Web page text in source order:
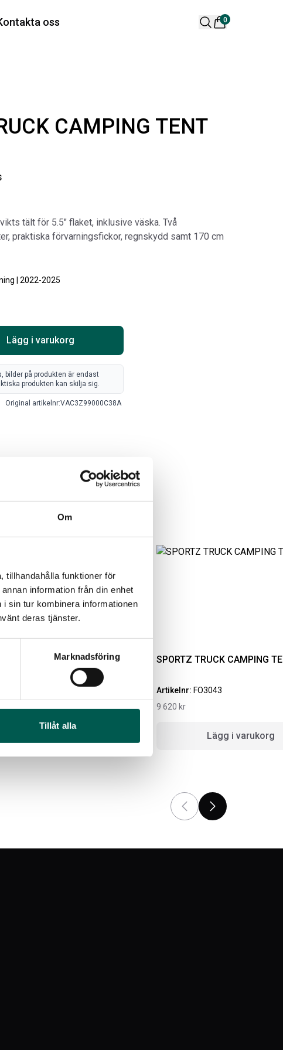
Om
tillhandahålla funktioner för
information från din enhet
sin tur kombinera informationen
deras tjänster.
Marknadsföring
Tillåt alla
oss 0
varukorg är tom
Artikelnr:RA0261
5 665kr
CREWCAB
Artikelnr:RA0004
Välj alternativ
ORIGINAL GUMMIMATTOR
FRAM OCH BAK CREWCAB
I 14-24
Artikelnr:DO0161
4 610kr
CAMPING TENT
tält för 5.5″ flaket, inklusive väska. Två
praktiska förvarningsfickor, regnskydd samt 170 cm
| 2022-2025
Lägg i varukorg
bilder på produkten är endast
produkten kan skilja sig.
Original artikelnr:VAC3Z99000C38A
HD
SPORTZ TRUCK CAMPING
Artikelnr: FO3043
9 620 kr
Lägg i varukorg